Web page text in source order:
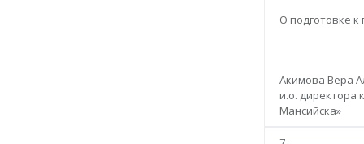
О подготовке
Акимова Вера
и.о. директора
Мансийска»